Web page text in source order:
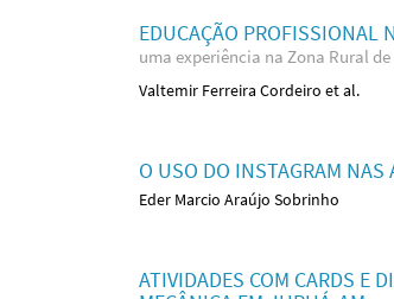
EDUCAÇÃO PROFISSIONAL
uma experiência na Zona Rural de
Valtemir Ferreira Cordeiro et al.
O USO DO INSTAGRAM
Eder Marcio Araújo Sobrinho
ATIVIDADES COM CARDS E